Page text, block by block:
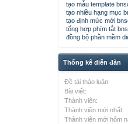
tạo mẫu template
tạo nhiều hạng mục
tạo định mức mới
tổng hợp phím tắt
đồng bộ phần mềm
Thống kê diễn đàn
Đề tài thảo luận:
Bài viết:
Thành viên:
Thành viên mới nhất:
Thành viên mới hôm